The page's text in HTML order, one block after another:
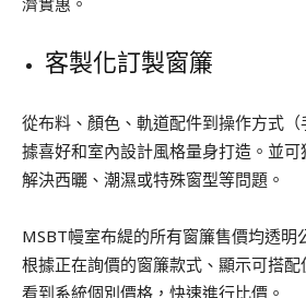
客製化訂製窗簾
從布料、顏色、軌道配件到操作方式
據喜好和室內設計風格量身打造。並可
解決西曬、潮濕或特殊窗型等問題。
MSBT幔室布緹的所有窗簾售價均透明
根據正在詢價的窗簾款式、顯示可搭
看到系統個別價格，快速進行比價。